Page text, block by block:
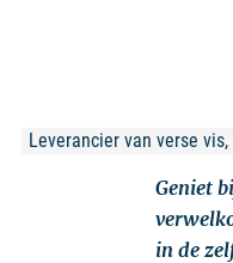
Leverancier van verse vis,
Geniet
in de